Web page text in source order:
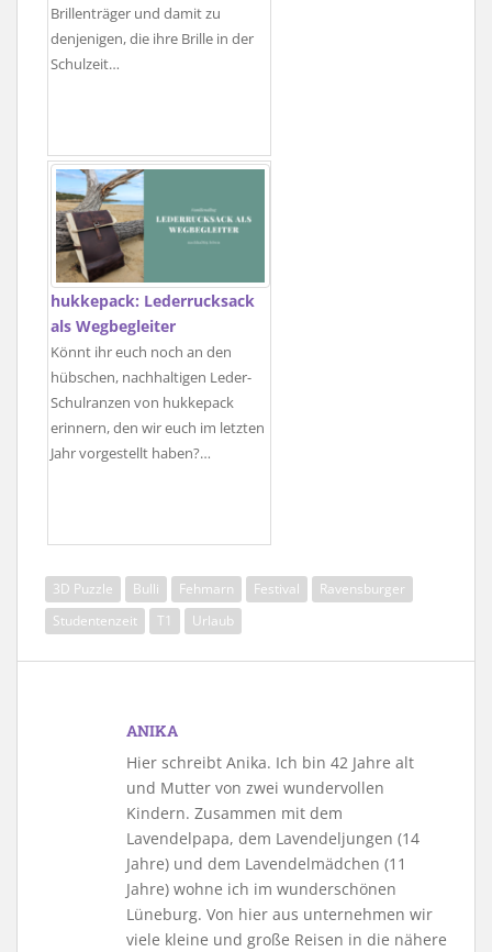
Brillenträger und damit zu
denjenigen, die ihre Brille in der
Schulzeit…
hukkepack: Lederrucksack
als Wegbegleiter
Könnt ihr euch noch an den
hübschen, nachhaltigen Leder-
Schulranzen von hukkepack
erinnern, den wir euch im letzten
Jahr vorgestellt haben?…
3D Puzzle Bulli Fehmarn Festival
Ravensburger
Studentenzeit
T1 Urlaub
ANIKA
Hier schreibt Anika. Ich bin 42 Jahre alt
und Mutter von zwei wundervollen
Kindern. Zusammen mit dem
Lavendelpapa, dem Lavendeljungen (14
Jahre) und dem Lavendelmädchen (11
Jahre) wohne ich im wunderschönen
Lüneburg. Von hier aus unternehmen wir
viele kleine und große Reisen in die nähere